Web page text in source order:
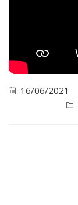
16/06/2021